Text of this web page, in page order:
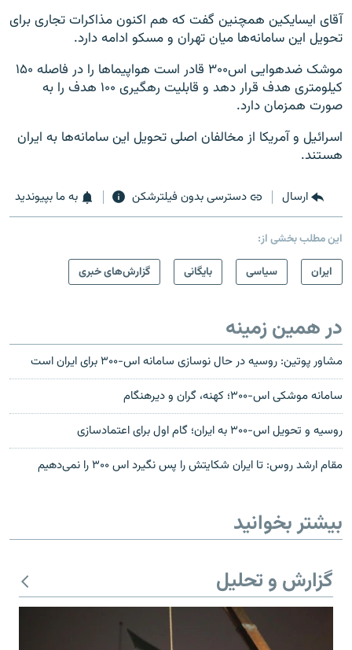
آقای ایسایکین همچنین گفت که هم اکنون مذاکرات تجاری برای
تحویل این سامانه‌ها میان تهران و مسکو ادامه دارد.
موشک‌ ضدهوایی اس۳۰۰ قادر است هواپیماها را در فاصله ۱۵۰
کیلومتری هدف قرار دهد و قابلیت رهگیری ۱۰۰ هدف را به
صورت همزمان دارد.
اسرائیل و آمریکا از مخالفان اصلی تحویل این سامانه‌ها به ایران
هستند.
ارسال دسترسی بدون فیلترشکن به ما بپیوندید
این مطلب بخشی از:
ايران
سیاسی بایگانی گزارش‌های خبری
در همین زمینه
مشاور پوتین: روسیه در حال نوسازی سامانه اس-۳۰۰ برای ایران است
سامانه موشکی اس-۳۰۰؛ کهنه، گران و دیرهنگام
روسیه و تحویل اس-۳۰۰ به ایران؛ گام اول برای اعتمادسازی
مقام ارشد روس: تا ایران شکایتش را پس نگیرد اس ۳۰۰ را نمی‌دهیم
بیشتر بخوانید
گزارش و تحلیل